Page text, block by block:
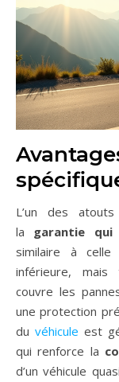
L’un des
la garantie qui
similaire à
inférieure, mais
couvre les
une protection
duvéhicule est
qui renforce la
d’un véhicule